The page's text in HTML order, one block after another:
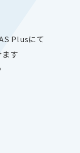
Plusにて
ます